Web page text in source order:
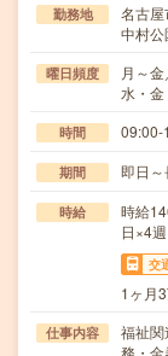
勤務地
名古
中村
曜日頻度
月～
水・金
時間 09:00-
期間 即日
時給
時給
日×4
交
1ヶ月
仕事内容
福祉
務・